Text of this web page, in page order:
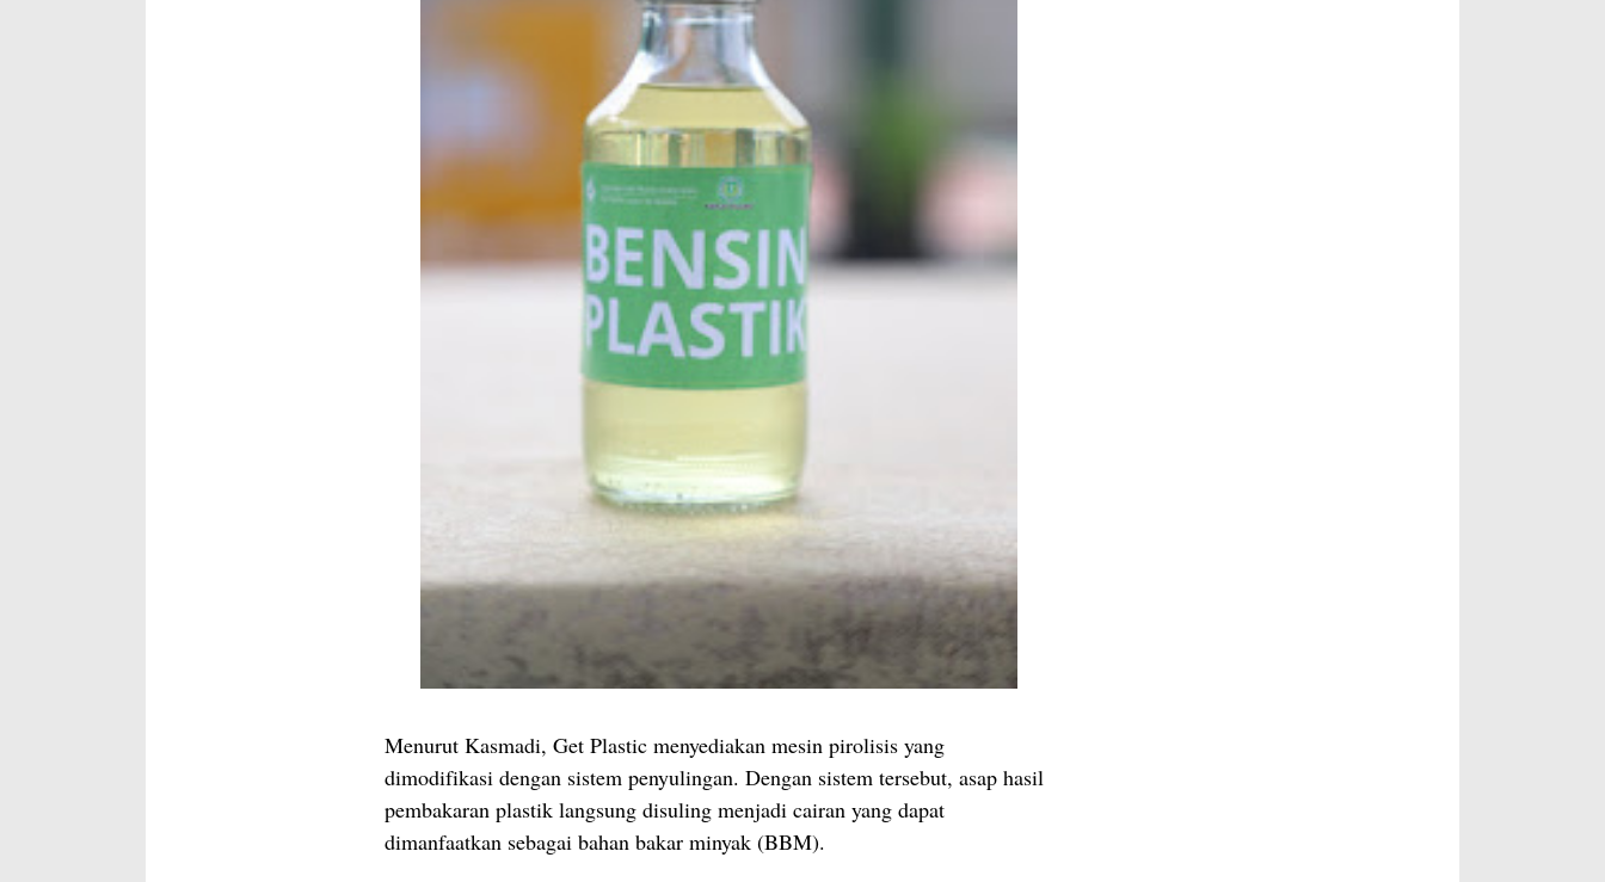
Menurut Kasmadi, Get Plastic menyediakan mesin pirolisis yang
dimodifikasi dengan sistem penyulingan. Dengan sistem tersebut, asap hasil
pembakaran plastik langsung disuling menjadi cairan yang dapat
dimanfaatkan sebagai bahan bakar minyak (BBM).